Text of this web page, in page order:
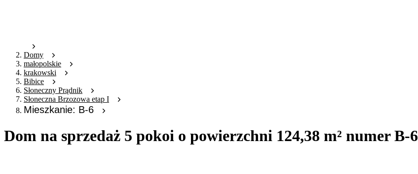
Domy
małopolskie
krakowski
Bibice
Słoneczny Prądnik
Słoneczna Brzozowa etap I
Mieszkanie: B-6
Dom na sprzedaż 5 pokoi o powierzchni 124,38 m² numer B-6